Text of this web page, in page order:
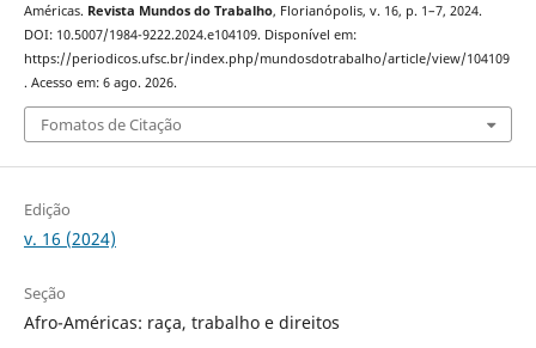
Américas. Revista Mundos do Trabalho, Florianópolis, v. 16, p. 1–7, 2024.
DOI: 10.5007/1984-9222.2024.e104109. Disponível em:
https://periodicos.ufsc.br/index.php/mundosdotrabalho/article/view/104109
. Acesso em: 6 ago. 2026.
Fomatos de Citação
Edição
v. 16 (2024)
Seção
Afro-Américas: raça, trabalho e direitos